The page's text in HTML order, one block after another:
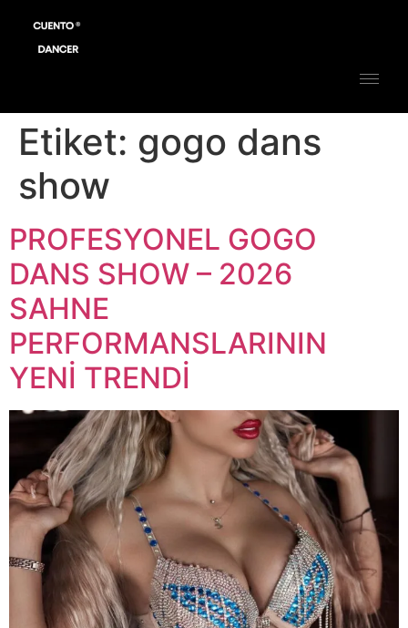
Etiket: gogo dans
show
PROFESYONEL GOGO
DANS SHOW – 2026
SAHNE
PERFORMANSLARININ
YENİ TRENDİ